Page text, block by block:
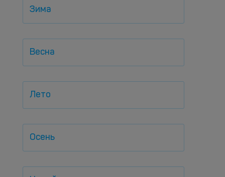
Зима
Весна
Лето
Осень